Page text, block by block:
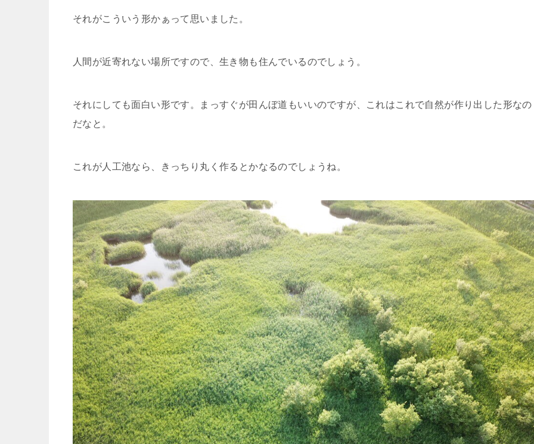
それがこういう形かぁって思いました。
人間が近寄れない場所ですので、生き物も住んでいるのでしょう。
それにしても面白い形です。まっすぐが田んぼ道もいいのですが、これはこれで自然が作り出した形なの
だなと。
これが人工池なら、きっちり丸く作るとかなるのでしょうね。